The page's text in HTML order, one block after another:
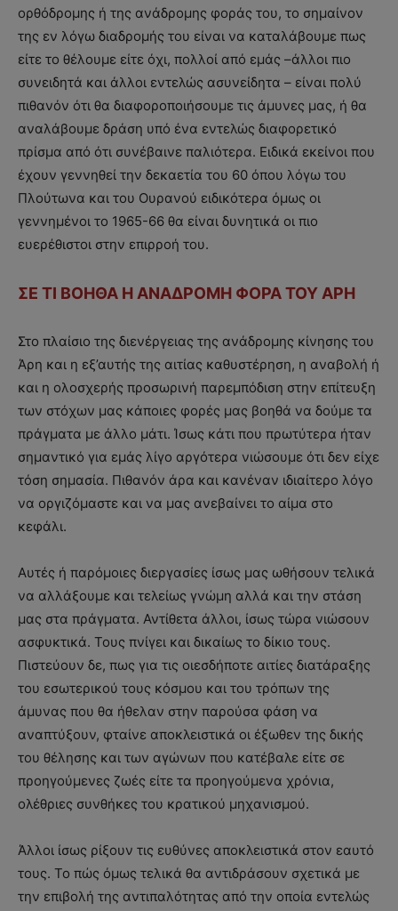
ορθόδρομης ή της ανάδρομης φοράς του, το σημαίνον
της εν λόγω διαδρομής του είναι να καταλάβουμε πως
είτε το θέλουμε είτε όχι, πολλοί από εμάς –άλλοι πιο
συνειδητά και άλλοι εντελώς ασυνείδητα – είναι πολύ
πιθανόν ότι θα διαφοροποιήσουμε τις άμυνες μας, ή θα
αναλάβουμε δράση υπό ένα εντελώς διαφορετικό
πρίσμα από ότι συνέβαινε παλιότερα. Ειδικά εκείνοι που
έχουν γεννηθεί την δεκαετία του 60 όπου λόγω του
Πλούτωνα και του Ουρανού ειδικότερα όμως οι
γεννημένοι το 1965-66 θα είναι δυνητικά οι πιο
ευερέθιστοι στην επιρροή του.
ΣΕ ΤΙ ΒΟΗΘΑ Η ΑΝΑΔΡΟΜΗ ΦΟΡΑ ΤΟΥ ΑΡΗ
Στο πλαίσιο της διενέργειας της ανάδρομης κίνησης του
Άρη και η εξ’αυτής της αιτίας καθυστέρηση, η αναβολή ή
και η ολοσχερής προσωρινή παρεμπόδιση στην επίτευξη
των στόχων μας κάποιες φορές μας βοηθά να δούμε τα
πράγματα με άλλο μάτι. Ίσως κάτι που πρωτύτερα ήταν
σημαντικό για εμάς λίγο αργότερα νιώσουμε ότι δεν είχε
τόση σημασία. Πιθανόν άρα και κανέναν ιδιαίτερο λόγο
να οργιζόμαστε και να μας ανεβαίνει το αίμα στο
κεφάλι.
Αυτές ή παρόμοιες διεργασίες ίσως μας ωθήσουν τελικά
να αλλάξουμε και τελείως γνώμη αλλά και την στάση
μας στα πράγματα. Αντίθετα άλλοι, ίσως τώρα νιώσουν
ασφυκτικά. Τους πνίγει και δικαίως το δίκιο τους.
Πιστεύουν δε, πως για τις οιεσδήποτε αιτίες διατάραξης
του εσωτερικού τους κόσμου και του τρόπων της
άμυνας που θα ήθελαν στην παρούσα φάση να
αναπτύξουν, φταίνε αποκλειστικά οι έξωθεν της δικής
του θέλησης και των αγώνων που κατέβαλε είτε σε
προηγούμενες ζωές είτε τα προηγούμενα χρόνια,
ολέθριες συνθήκες του κρατικού μηχανισμού.
Άλλοι ίσως ρίξουν τις ευθύνες αποκλειστικά στον εαυτό
τους. Το πώς όμως τελικά θα αντιδράσουν σχετικά με
την επιβολή της αντιπαλότητας από την οποία εντελώς